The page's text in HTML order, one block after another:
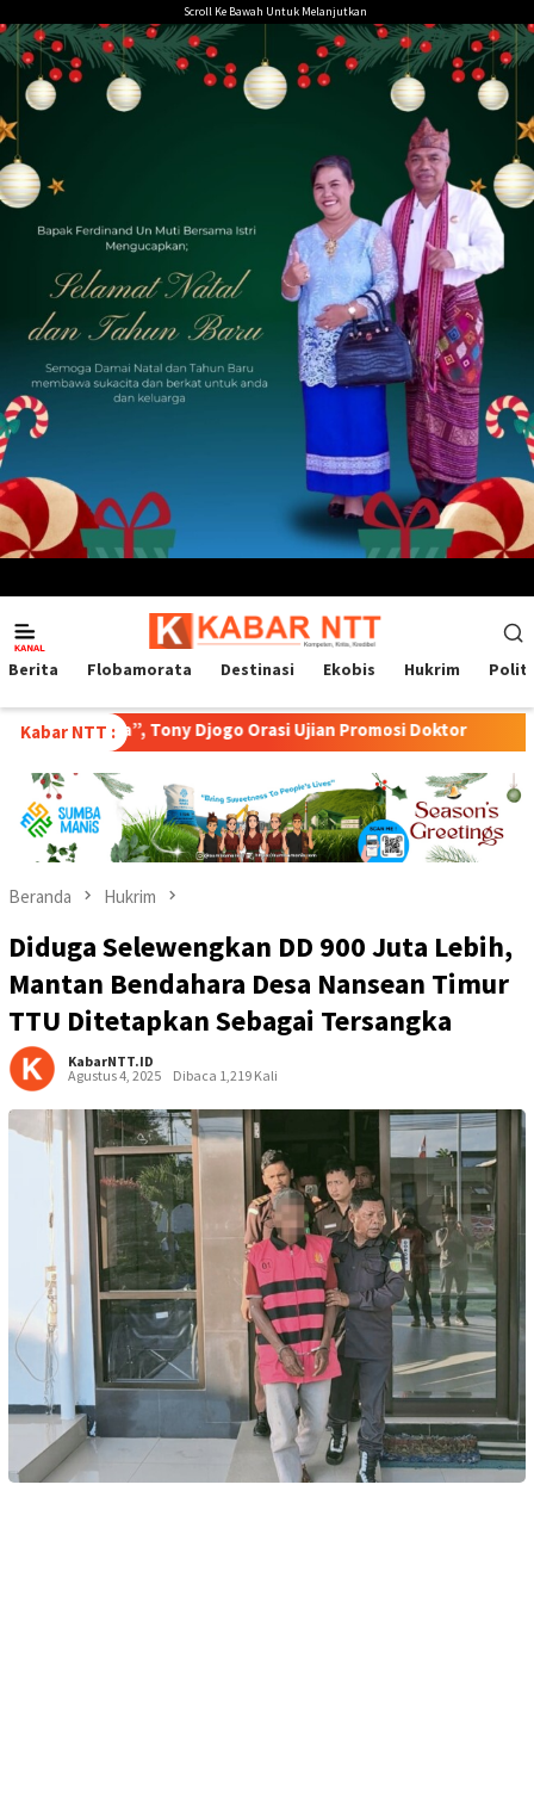
ke
konten
Scroll Ke Bawah Untuk Melanjutkan
Mobile
Berita Flobamorata Destinasi Ekobis Hukrim
Kabar NTT :
Tony Djogo Orasi Ujian Promosi Doktor Transformasi
Beranda Hukrim
Diduga Selewengkan DD 900 Juta Lebih,
Mantan Bendahara Desa Nansean Timur
TTU Ditetapkan Sebagai Tersangka
KabarNTT.ID
Agustus 4, 2025
Dibaca 1,219 Kali